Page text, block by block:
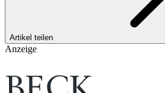
Artikel teilen
Anzeige